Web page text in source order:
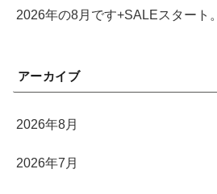
2026年の8月です+SALEスタート。
アーカイブ
2026年8月
2026年7月